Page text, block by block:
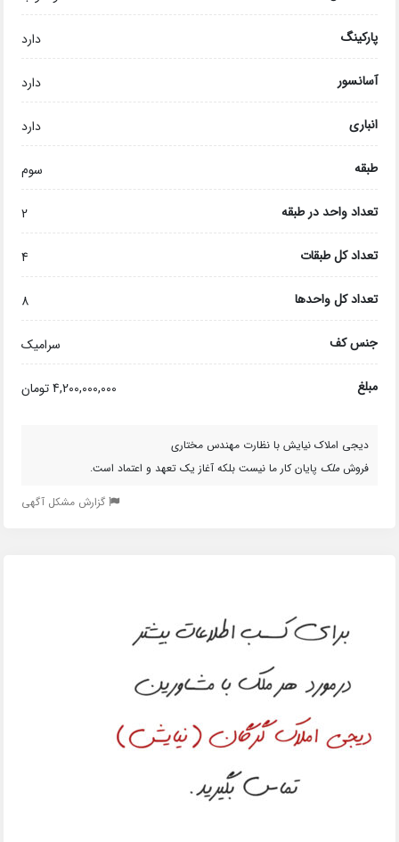
پارکینگ دارد
آسانسور دارد
انباری دارد
طبقه سوم
تعداد واحد در طبقه 2
تعداد کل طبقات 4
تعداد کل واحدها 8
جنس کف سرامیک
مبلغ 4,200,000,000 تومان
دیجی املاک نیایش با نظارت مهندس مختاری
فروشملک پایان کار ما نیست بلکه آغاز یک تعهد و اعتماد است.
گزارش مشکل آگهی